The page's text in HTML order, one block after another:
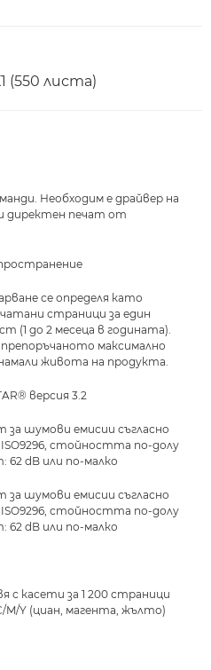
(550 листа)
Необходим е драйвер на
директен печат от
се определя като
страници за един
(1 до 2 месеца в годината).
максимално
живота на продукта.
версия 3.2
за шумови емисии съгласно
ISO9296, стойността по-долу
62 dB или по-малко
за шумови емисии съгласно
ISO9296, стойността по-долу
62 dB или по-малко
касети за 1 200 страници
M/Y (циан, магента, жълто)